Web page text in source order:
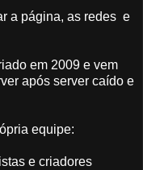
a página, as redes e
em 2009 e vem
após server caído e
equipe:
e criadores